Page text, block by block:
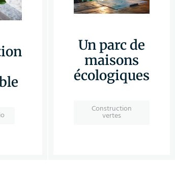
Un parc de
maisons
écologiques
Construction
vertes